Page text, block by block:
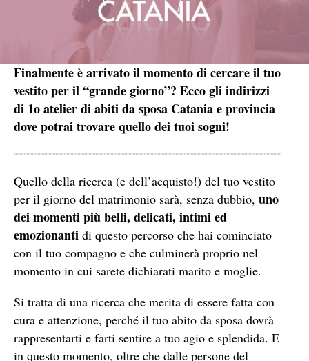
Finalmente è arrivato il momento di cercare il tuo
vestito per il “grande giorno”? Ecco gli indirizzi
di 1o atelier di abiti da sposa Catania e provincia
dove potrai trovare quello dei tuoi sogni!
Quello della ricerca (e dell’acquisto!) del tuo vestito
per il giorno del matrimonio sarà, senza dubbio, uno
dei momenti più belli, delicati, intimi ed
emozionanti di questo percorso che hai cominciato
con il tuo compagno e che culminerà proprio nel
momento in cui sarete dichiarati marito e moglie.
Si tratta di una ricerca che merita di essere fatta con
cura e attenzione, perché il tuo abito da sposa dovrà
rappresentarti e farti sentire a tuo agio e splendida. E
in questo momento, oltre che dalle persone del